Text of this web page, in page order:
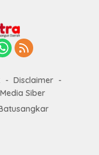
Disclaimer
Siber